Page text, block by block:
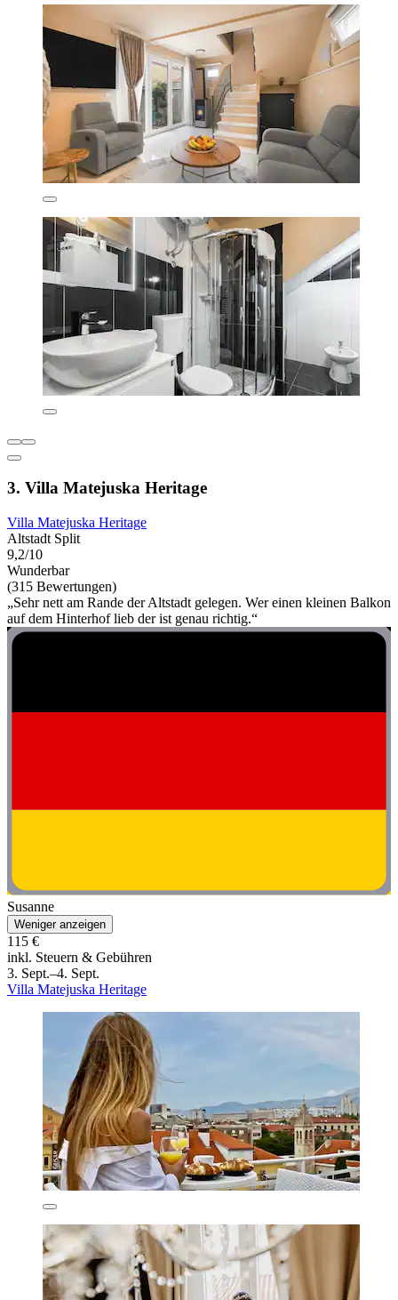
3. Villa Matejuska Heritage
Villa Matejuska Heritage
Altstadt Split
9,2/10
Wunderbar
(315 Bewertungen)
„Sehr nett am Rande der Altstadt gelegen. Wer einen kleinen Balkon
auf dem Hinterhof lieb der ist genau richtig.“
Susanne
Weniger anzeigen
115 €
inkl. Steuern & Gebühren
3. Sept.–4. Sept.
Villa Matejuska Heritage